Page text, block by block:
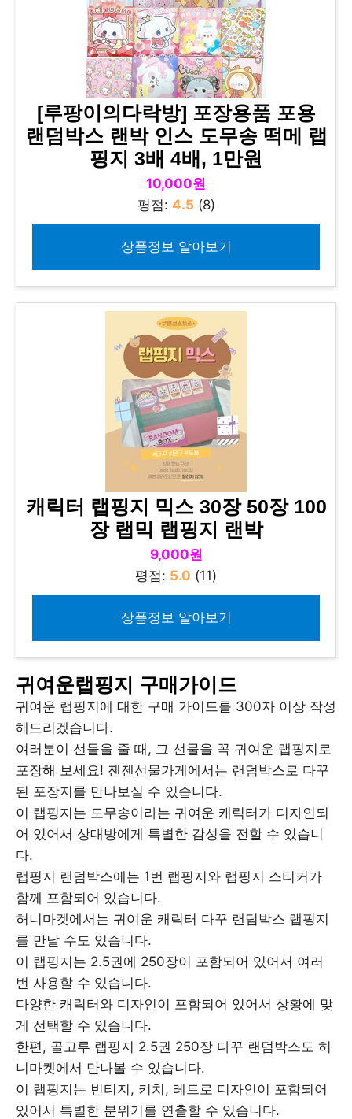
[루팡이의다락방] 포장용품 포용
랜덤박스 랜박 인스 도무송 떡메 랩
핑지 3배 4배, 1만원
10,000원
평점: 4.5 (8)
상품정보 알아보기
캐릭터 랩핑지 믹스 30장 50장 100
장 랩믹 랩핑지 랜박
9,000원
평점: 5.0 (11)
상품정보 알아보기
귀여운랩핑지 구매가이드
귀여운 랩핑지에 대한 구매 가이드를 300자 이상 작성
해드리겠습니다.
여러분이 선물을 줄 때, 그 선물을 꼭 귀여운 랩핑지로
포장해 보세요! 젠젠선물가게에서는 랜덤박스로 다꾸
된 포장지를 만나보실 수 있습니다.
이 랩핑지는 도무송이라는 귀여운 캐릭터가 디자인되
어 있어서 상대방에게 특별한 감성을 전할 수 있습니
다.
랩핑지 랜덤박스에는 1번 랩핑지와 랩핑지 스티커가
함께 포함되어 있습니다.
허니마켓에서는 귀여운 캐릭터 다꾸 랜덤박스 랩핑지
를 만날 수도 있습니다.
이 랩핑지는 2.5권에 250장이 포함되어 있어서 여러
번 사용할 수 있습니다.
다양한 캐릭터와 디자인이 포함되어 있어서 상황에 맞
게 선택할 수 있습니다.
한편, 골고루 랩핑지 2.5권 250장 다꾸 랜덤박스도 허
니마켓에서 만나볼 수 있습니다.
이 랩핑지는 빈티지, 키치, 레트로 디자인이 포함되어
있어서 특별한 분위기를 연출할 수 있습니다.